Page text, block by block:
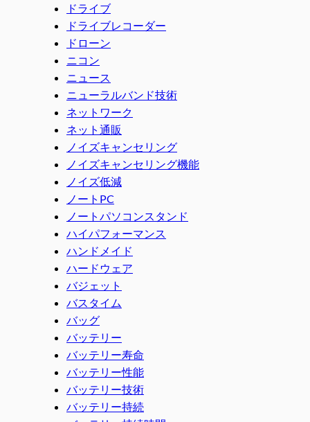
ドライブ
ドライブレコーダー
ドローン
ニコン
ニュース
ニューラルバンド技術
ネットワーク
ネット通販
ノイズキャンセリング
ノイズキャンセリング機能
ノイズ低減
ノートPC
ノートパソコンスタンド
ハイパフォーマンス
ハンドメイド
ハードウェア
バジェット
バスタイム
バッグ
バッテリー
バッテリー寿命
バッテリー性能
バッテリー技術
バッテリー持続